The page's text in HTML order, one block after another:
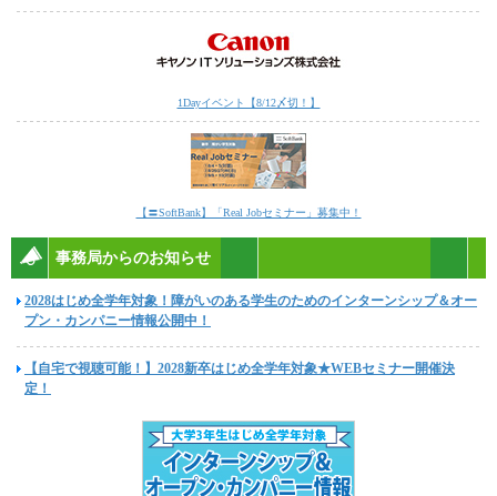
1Dayイベント【8/12〆切！】
【〓SoftBank】「Real Jobセミナー」募集中！
事務局からのお知らせ
2028はじめ全学年対象！障がいのある学生のためのインターンシップ＆オー
プン・カンパニー情報公開中！
【自宅で視聴可能！】2028新卒はじめ全学年対象★WEBセミナー開催決
定！